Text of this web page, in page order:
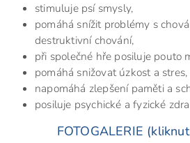
stimuluje psí smysly,
pomáhá snížit problémy s
destruktivní chování,
při společné hře posiluje pouto
pomáhá snižovat úzkost a stres,
napomáhá zlepšení paměti a
posiluje psychické a fyzické
FOTOGALERIE